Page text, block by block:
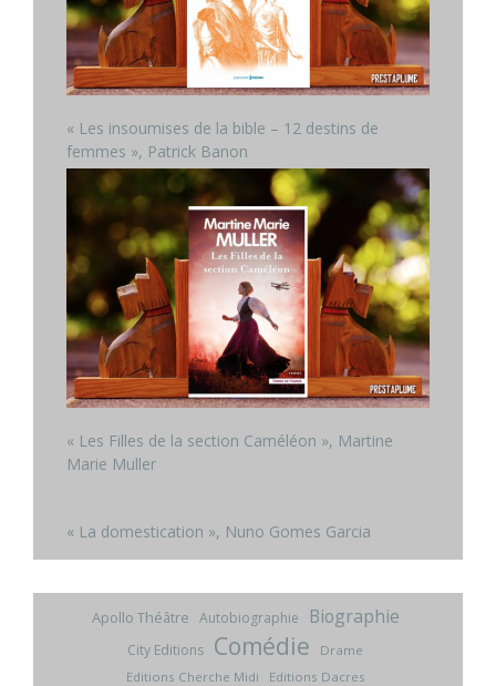
« Les insoumises de la bible – 12 destins de
femmes », Patrick Banon
« Les Filles de la section Caméléon », Martine
Marie Muller
« La domestication », Nuno Gomes Garcia
Apollo Théâtre Autobiographie Biographie
City Editions Comédie
Drame
Editions Cherche Midi
Editions Dacres